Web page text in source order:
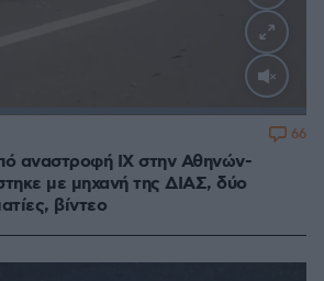
αναστροφή ΙΧ στην Αθηνών-
με μηχανή της ΔΙΑΣ, δύο
βίντεο
66